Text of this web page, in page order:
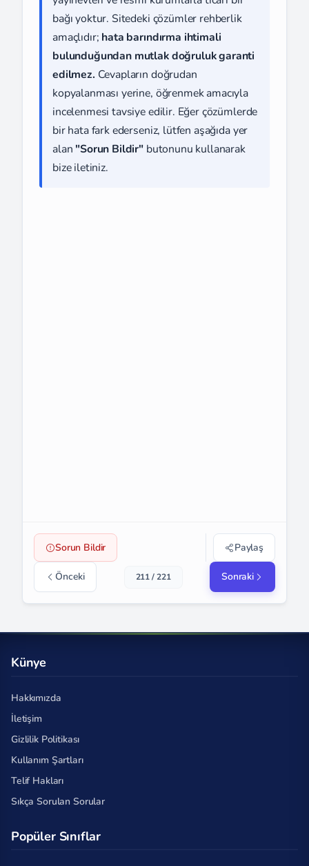
bağı yoktur. Sitedeki çözümler rehberlik
amaçlıdır; hata barındırma ihtimali
bulunduğundan mutlak doğruluk garanti
edilmez. Cevapların doğrudan
kopyalanması yerine, öğrenmek amacıyla
incelenmesi tavsiye edilir. Eğer çözümlerde
bir hata fark ederseniz, lütfen aşağıda yer
alan "Sorun Bildir" butonunu kullanarak
bize iletiniz.
Sorun Bildir Paylaş
Önceki 211 / 221 Sonraki
Künye
Hakkımızda
İletişim
Gizlilik Politikası
Kullanım Şartları
Telif Hakları
Sıkça Sorulan Sorular
Popüler Sınıflar